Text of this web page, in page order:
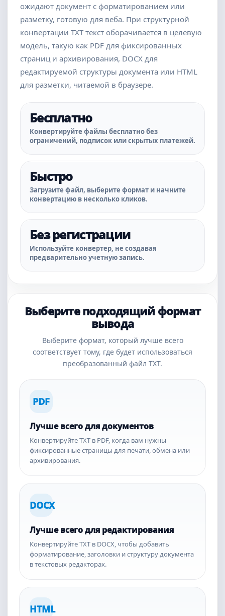
ожидают документ с форматированием или
разметку, готовую для веба. При структурной
конвертации TXT текст оборачивается в целевую
модель, такую как PDF для фиксированных
страниц и архивирования, DOCX для
редактируемой структуры документа или HTML
для разметки, читаемой в браузере.
Бесплатно
Конвертируйте файлы бесплатно без
ограничений, подписок или скрытых платежей.
Быстро
Загрузите файл, выберите формат и начните
конвертацию в несколько кликов.
Без регистрации
Используйте конвертер, не создавая
предварительно учетную запись.
Выберите подходящий формат
вывода
Выберите формат, который лучше всего
соответствует тому, где будет использоваться
преобразованный файл TXT.
PDF
Лучше всего для документов
Конвертируйте TXT в PDF, когда вам нужны
фиксированные страницы для печати, обмена или
архивирования.
DOCX
Лучше всего для редактирования
Конвертируйте TXT в DOCX, чтобы добавить
форматирование, заголовки и структуру документа
в текстовых редакторах.
HTML